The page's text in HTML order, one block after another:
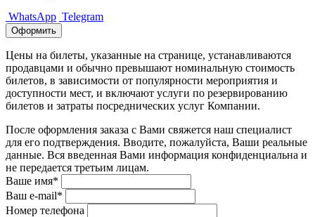
WhatsApp Telegram
Оформить
Цены на билеты, указанные на странице, устанавливаются
продавцами и обычно превышают номинальную стоимость
билетов, в зависимости от популярности мероприятия и
доступности мест, и включают услуги по резервированию
билетов и затраты посреднических услуг Компании.
После оформления заказа с Вами свяжется наш специалист
для его подтверждения. Вводите, пожалуйста, Ваши реальные
данные. Вся введенная Вами информация конфиденциальна и
не передается третьим лицам.
Ваше имя*
Ваш e-mail*
Номер телефона